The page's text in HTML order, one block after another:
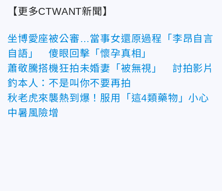
【更多CTWANT新聞】
坐博愛座被公審…當事女還原過程「李昂自言
自語」 傻眼回擊「懷孕真相」
蕭敬騰搭機狂拍未婚妻「被無視」 討拍影片
釣本人：不是叫你不要再拍
秋老虎來襲熱到爆！服用「這4類藥物」小心
中暑風險增